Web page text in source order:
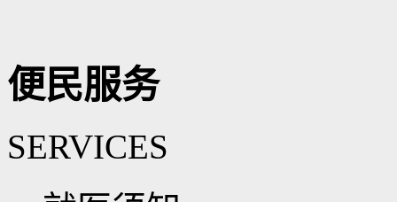
便民服务
SERVICES